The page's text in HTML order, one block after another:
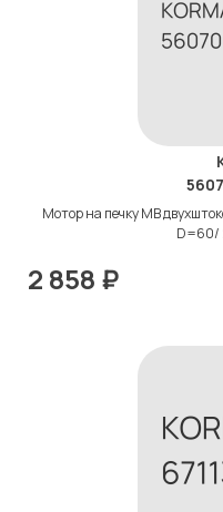
Мотор на печку МВ
D=60/
2 858 ₽